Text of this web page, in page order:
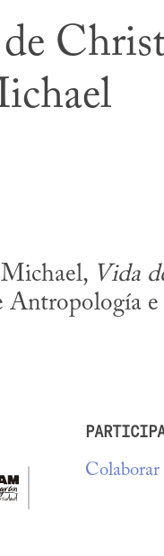
Vida
Antropología e
Colaborar